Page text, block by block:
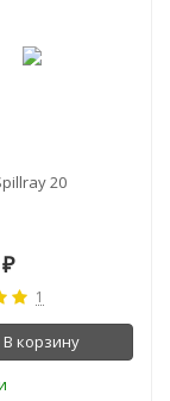
20
₽
1
В корзину